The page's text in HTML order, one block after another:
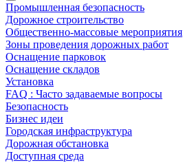
Промышленная безопасность
Дорожное строительство
Общественно‑массовые мероприятия
Зоны проведения дорожных работ
Оснащение парковок
Оснащение складов
Установка
FAQ : Часто задаваемые вопросы
Безопасность
Бизнес идеи
Городская инфраструктура
Дорожная обстановка
Доступная среда